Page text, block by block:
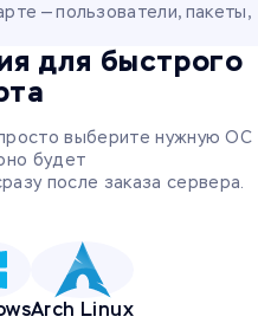
— пользователи, пакеты,
для быстрого
выберите нужную ОС
будет
после заказа сервера.
Arch Linux